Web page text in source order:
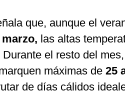
que, aunque el
las altas
el resto del
máximas de 25
de días cálidos